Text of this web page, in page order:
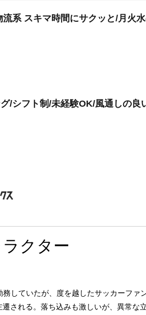
系 スキマ時間にサクッと/月火
/シフト制/未経験OK/風通しの良
クター
していたが、度を越したサッカーフ
される。落ち込みも激しいが、異常な